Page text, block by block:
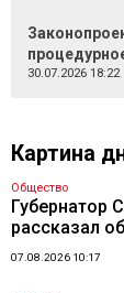
30.07.2026 18:22
Картина
Общество
Губернатор
рассказал
07.08.2026 10:17